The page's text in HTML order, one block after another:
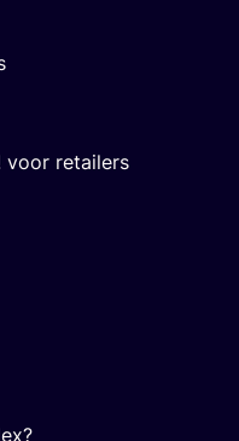
voor retailers